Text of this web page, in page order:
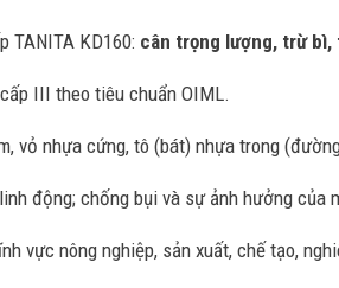
TANITA KD160: cân trọng lượng, trừ bì,
III theo tiêu chuẩn OIML.
vỏ nhựa cứng, tô (bát) nhựa trong
động; chống bụi và sự ảnh hưởng của
vực nông nghiệp, sản xuất, chế tạo,